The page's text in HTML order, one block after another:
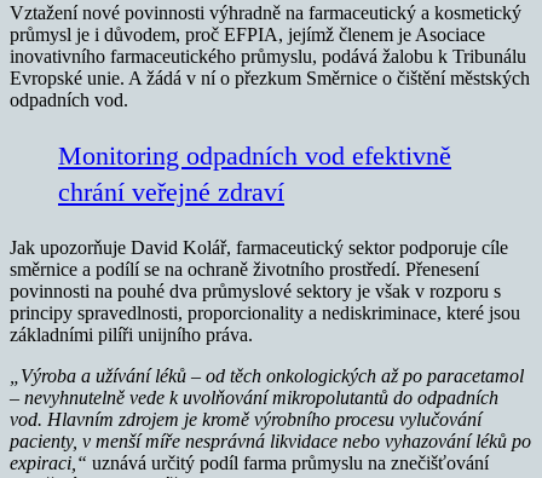
Vztažení nové povinnosti výhradně na farmaceutický a kosmetický
průmysl je i důvodem, proč EFPIA, jejímž členem je Asociace
inovativního farmaceutického průmyslu, podává žalobu k Tribunálu
Evropské unie. A žádá v ní o přezkum Směrnice o čištění městských
odpadních vod.
Monitoring odpadních vod efektivně
chrání veřejné zdraví
Jak upozorňuje David Kolář, farmaceutický sektor podporuje cíle
směrnice a podílí se na ochraně životního prostředí. Přenesení
povinnosti na pouhé dva průmyslové sektory je však v rozporu s
principy spravedlnosti, proporcionality a nediskriminace, které jsou
základními pilíři unijního práva.
„Výroba a užívání léků – od těch onkologických až po paracetamol
– nevyhnutelně vede k uvolňování mikropolutantů do odpadních
vod. Hlavním zdrojem je kromě výrobního procesu vylučování
pacienty, v menší míře nesprávná likvidace nebo vyhazování léků po
expiraci,“ uznává určitý podíl farma průmyslu na znečišťování